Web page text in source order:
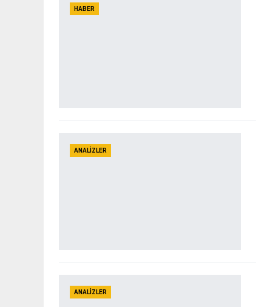
HABER
ANALIZLER
ANALIZLER